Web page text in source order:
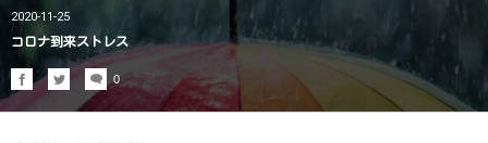
2020-11-25
コロナ到来ストレス
0